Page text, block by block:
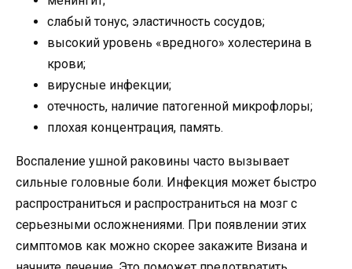
слабый тонус, эластичность сосудов;
высокий уровень «вредного» холестерина в
крови;
вирусные инфекции;
отечность, наличие патогенной микрофлоры;
плохая концентрация, память.
Воспаление ушной раковины часто вызывает
сильные головные боли. Инфекция может быстро
распространиться и распространиться на мозг с
серьезными осложнениями. При появлении этих
симптомов как можно скорее закажите Визана и